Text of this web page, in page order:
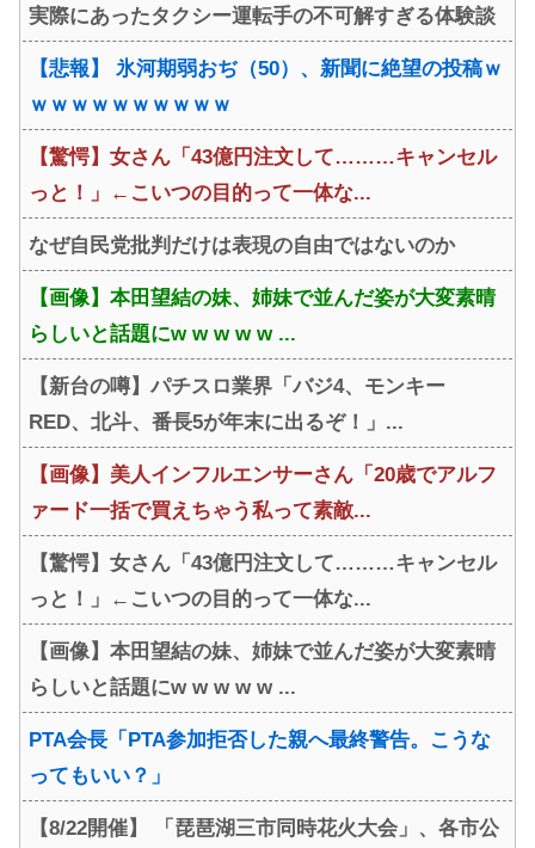
いwwwwwwww」5万いいね
実際にあったタクシー運転手の不可解すぎる体験談
【悲報】 氷河期弱おぢ（50）、新聞に絶望の投稿ｗ
ｗｗｗｗｗｗｗｗｗｗ
【驚愕】女さん「43億円注文して………キャンセル
っと！」←こいつの目的って一体な...
なぜ自民党批判だけは表現の自由ではないのか
【画像】本田望結の妹、姉妹で並んだ姿が大変素晴
らしいと話題にw w w w w ...
【新台の噂】パチスロ業界「バジ4、モンキー
RED、北斗、番長5が年末に出るぞ！」...
【画像】美人インフルエンサーさん「20歳でアルフ
ァード一括で買えちゃう私って素敵...
【驚愕】女さん「43億円注文して………キャンセル
っと！」←こいつの目的って一体な...
【画像】本田望結の妹、姉妹で並んだ姿が大変素晴
らしいと話題にw w w w w ...
PTA会長「PTA参加拒否した親へ最終警告。こうな
ってもいい？」
【8/22開催】 「琵琶湖三市同時花火大会」、各市公